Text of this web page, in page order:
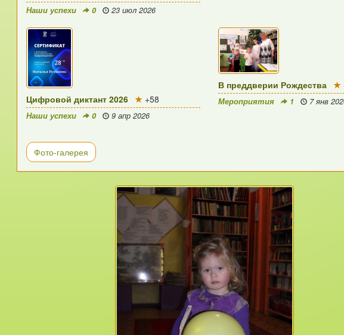
Наши успехи 0 23 июл 2026
Цифровой диктант 2026 +58
Наши успехи 0 9 апр 2026
В преддверии Рождества
Мероприятия 1 7 янв
Фото-галерея